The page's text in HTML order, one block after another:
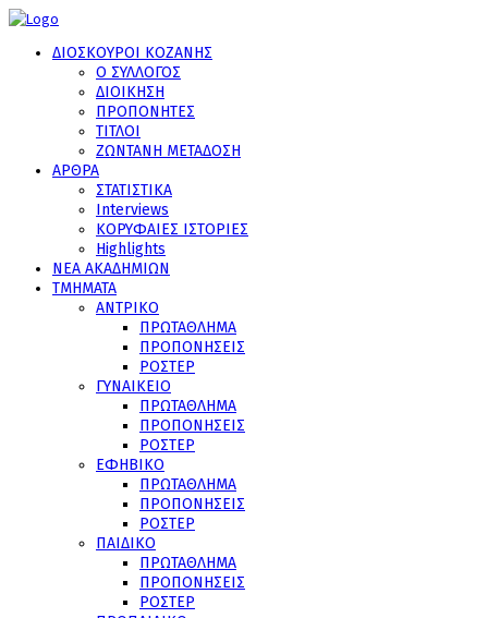
ΔΙΟΣΚΟΥΡΟΙ ΚΟΖΑΝΗΣ
Ο ΣΥΛΛΟΓΟΣ
ΔΙΟΙΚΗΣΗ
ΠΡΟΠΟΝΗΤΕΣ
ΤΙΤΛΟΙ
ΖΩΝΤΑΝΗ ΜΕΤΑΔΟΣΗ
ΑΡΘΡΑ
ΣΤΑΤΙΣΤΙΚΑ
Interviews
ΚΟΡΥΦΑΙΕΣ ΙΣΤΟΡΙΕΣ
Highlights
ΝΕΑ ΑΚΑΔΗΜΙΩΝ
ΤΜΗΜΑΤΑ
ΑΝΤΡΙΚΟ
ΠΡΩΤΑΘΛΗΜΑ
ΠΡΟΠΟΝΗΣΕΙΣ
ΡΟΣΤΕΡ
ΓΥΝΑΙΚΕΙΟ
ΠΡΩΤΑΘΛΗΜΑ
ΠΡΟΠΟΝΗΣΕΙΣ
ΡΟΣΤΕΡ
ΕΦΗΒΙΚΟ
ΠΡΩΤΑΘΛΗΜΑ
ΠΡΟΠΟΝΗΣΕΙΣ
ΡΟΣΤΕΡ
ΠΑΙΔΙΚΟ
ΠΡΩΤΑΘΛΗΜΑ
ΠΡΟΠΟΝΗΣΕΙΣ
ΡΟΣΤΕΡ